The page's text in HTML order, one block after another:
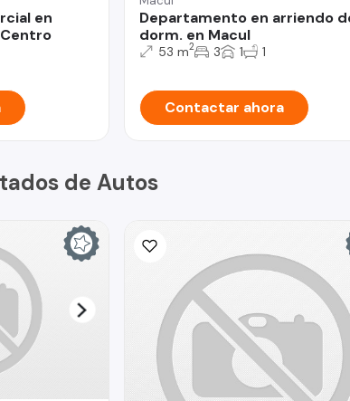
en
Departamento en arriendo
dorm. en Macul
53 m2 3 1 1
Contactar ahora
de Autos